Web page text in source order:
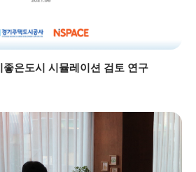
좋은도시 시뮬레이션 검토 연구